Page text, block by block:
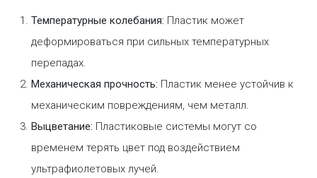
Температурные колебания: Пластик может
деформироваться при сильных температурных
перепадах.
Механическая прочность: Пластик менее устойчив к
механическим повреждениям, чем металл.
Выцветание: Пластиковые системы могут со
временем терять цвет под воздействием
ультрафиолетовых лучей.